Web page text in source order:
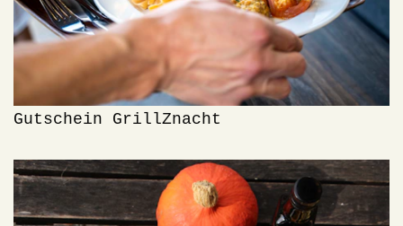
Gutschein GrillZnacht